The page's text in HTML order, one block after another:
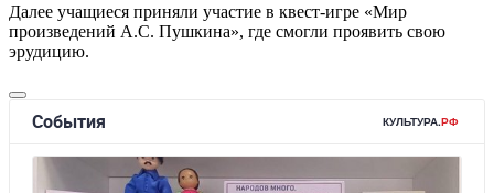
Далее учащиеся приняли участие в квест-игре «Мир
произведений А.С. Пушкина», где смогли проявить свою
эрудицию.